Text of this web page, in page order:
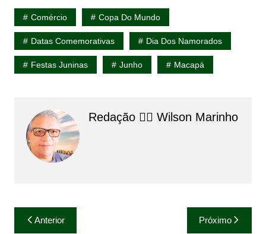
Comércio Copa Do Mundo
Datas Comemorativas Dia Dos Namorados
Festas Juninas Junho Macapá
Redação 👨‍⚖️​ Wilson Marinho
Navegação
Anterior Próximo